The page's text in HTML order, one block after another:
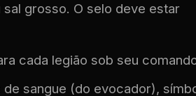
grosso. O selo deve estar
cada legião sob seu
sangue (do evocador),